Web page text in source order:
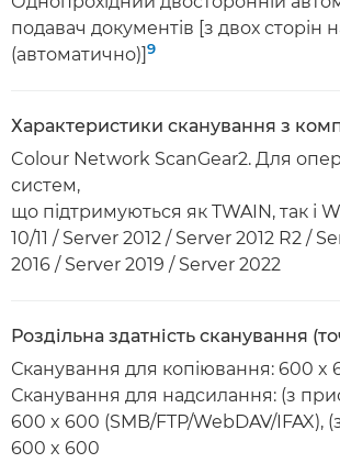
подавач документів [з двох сторін
(автоматично)]9
Характеристики сканування з
Colour Network ScanGear2. Для
систем,
що підтримуються як TWAIN, так і
10/11 / Server 2012 / Server 2012 R2 /
2016 / Server 2019 / Server 2022
Роздільна здатність сканування
Сканування для копіювання: 600 x
Сканування для надсилання: (з
600 x 600 (SMB/FTP/WebDAV/IFAX),
600 x 600